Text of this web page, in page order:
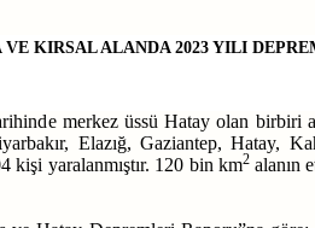
KIRSAL ALANDA 2023 YILI
merkez üssü Hatay olan birbiri
Elazığ, Gaziantep,
kişi yaralanmıştır. 120 bin km2 alanın